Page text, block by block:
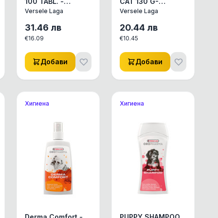
овкусени
бирена мая 100
броя
Versele Laga
31.46 лв
€16.09
Добави
ХРАН.ДОБАВКА ЗА
ПЕРИОДИТЕ НА
СМЯНА НА
КОЗИНАТА
Versele Laga
20.44 лв
€10.45
Добави
Хигиена Хигиена